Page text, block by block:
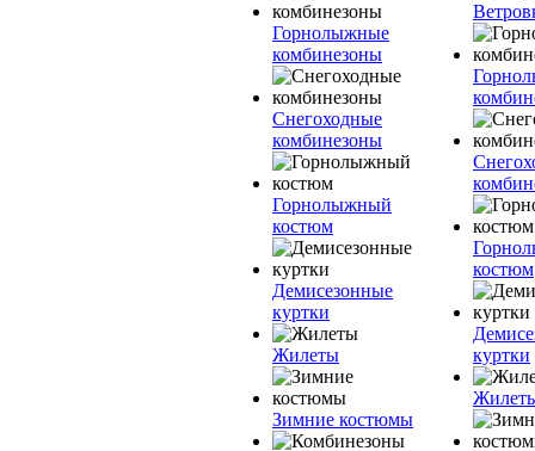
Горнолыжные
комбинезоны
Снегоходные
комбинезоны
Горнолыжный
костюм
Демисезонные
куртки
Жилеты
Зимние костюмы
костюм
куртки